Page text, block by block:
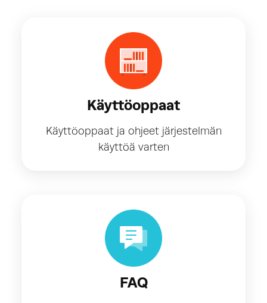
Käyttöoppaat
Käyttöoppaat ja ohjeet järjestelmän
käyttöä varten
FAQ